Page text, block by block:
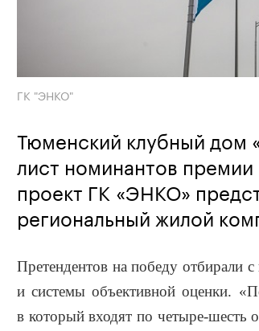
ГК "ЭНКО"
Тюменский клубный дом
лист номинантов
проект ГК «ЭНКО»
региональный жилой
Претендентов на победу отбирали
и системы объективной оценки.
в который входят по четыре-шесть